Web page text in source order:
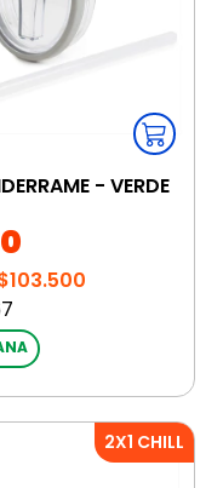
- VERDE
2X1 CHILL